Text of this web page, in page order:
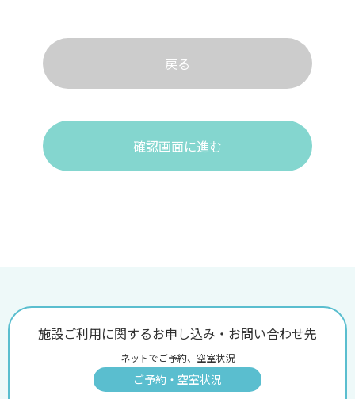
戻る
確認画面に進む
施設ご利用に関するお申し込み・お問い合わせ先
ネットでご予約、空室状況
ご予約・空室状況